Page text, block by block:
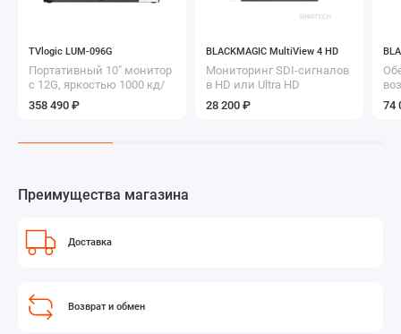
TVlogic LUM-096G
Портативный 10" монитор
с 12G, яркостью 1000 кд/
м² и V-mount для полевой
работы.
358 490 ₽
BLACKMAGIC MultiView 4 HD
Мониторинг SDI-сигналов
в HD или Ultra HD
28 200 ₽
на
74
Преимущества магазина
Доставка
Возврат и обмен